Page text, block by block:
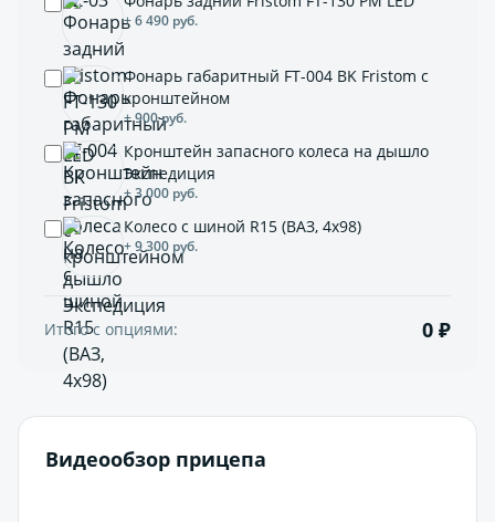
+ 6 490 руб.
Фонарь габаритный FT-004 BK Fristom с
кронштейном
+ 900 руб.
Кронштейн запасного колеса на дышло
Экспедиция
+ 3 000 руб.
Колесо с шиной R15 (ВАЗ, 4х98)
+ 9 300 руб.
Итого с опциями: 0 ₽
Видеообзор прицепа